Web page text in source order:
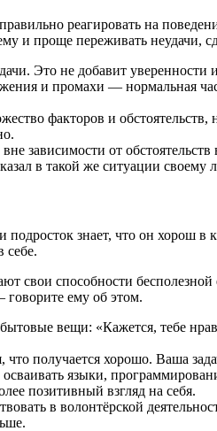
реагировать на
и проще переживать неудачи,
Это не добавит
и промахи — нормальная
факторов и
зависимости от
в такой же ситуации
знает, что он хорош
себе.
способности
говорите ему об этом.
вещи: «Кажется, тебе
получается хорошо. Ваша
языки,
позитивный взгляд на себя.
в волонтёрской